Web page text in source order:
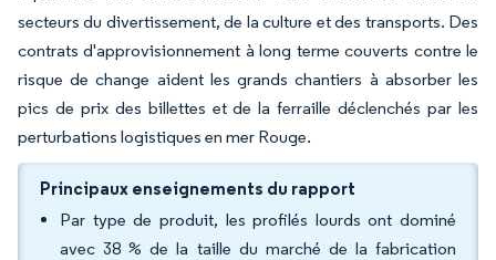
secteurs du divertissement, de la culture et des transports. Des
contrats d'approvisionnement à long terme couverts contre le
risque de change aident les grands chantiers à absorber les
pics de prix des billettes et de la ferraille déclenchés par les
perturbations logistiques en mer Rouge.
Principaux enseignements du rapport
Par type de produit, les profilés lourds ont dominé
avec 38 % de la taille du marché de la fabrication